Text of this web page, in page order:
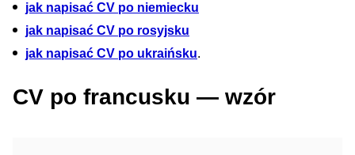
jak napisać CV po niemiecku
jak napisać CV po rosyjsku
jak napisać CV po ukraińsku.
CV po francusku — wzór